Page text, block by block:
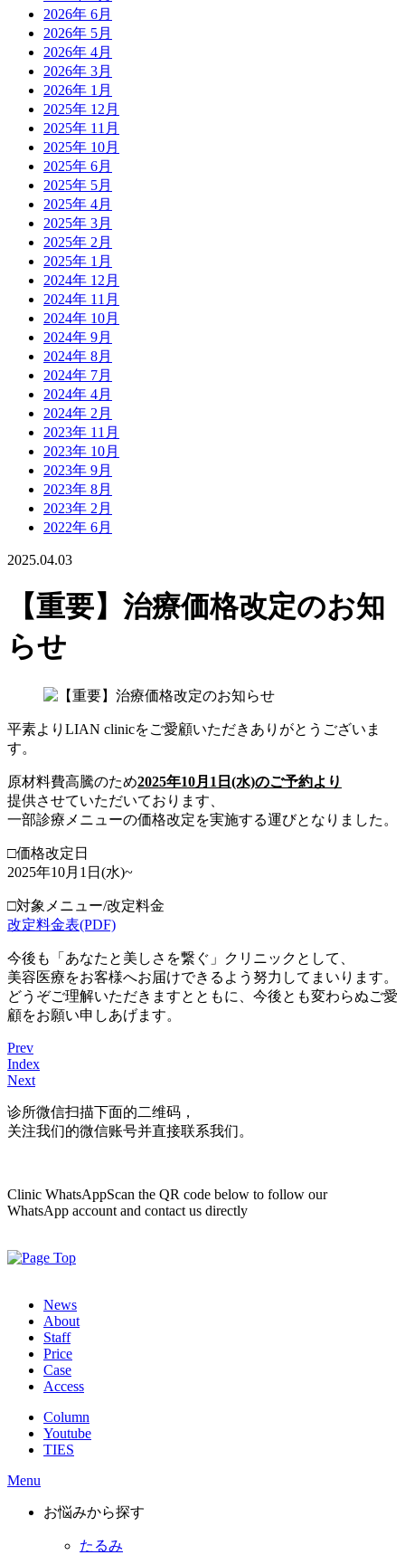
2026年 6月
2026年 5月
2026年 4月
2026年 3月
2026年 1月
2025年 12月
2025年 11月
2025年 10月
2025年 6月
2025年 5月
2025年 4月
2025年 3月
2025年 2月
2025年 1月
2024年 12月
2024年 11月
2024年 10月
2024年 9月
2024年 8月
2024年 7月
2024年 4月
2024年 2月
2023年 11月
2023年 10月
2023年 9月
2023年 8月
2023年 2月
2022年 6月
2025.04.03
【重要】治療価格改定のお知
らせ
平素よりLIAN clinicをご愛顧いただきありがとうございま
す。
原材料費高騰のため2025年10月1日(水)のご予約より
提供させていただいております、
一部診療メニューの価格改定を実施する運びとなりました。
□価格改定日
2025年10月1日(水)~
□対象メニュー/改定料金
改定料金表(PDF)
今後も「あなたと美しさを繋ぐ」クリニックとして、
美容医療をお客様へお届けできるよう努力してまいります。
どうぞご理解いただきますとともに、今後とも変わらぬご愛
顧をお願い申しあげます。
Prev
Index
Next
诊所微信扫描下面的二维码，
关注我们的微信账号并直接联系我们。
Clinic WhatsAppScan the QR code below to follow our
WhatsApp account and contact us directly
News
About
Staff
Price
Case
Access
Column
Youtube
TIES
Menu
お悩みから探す
たるみ